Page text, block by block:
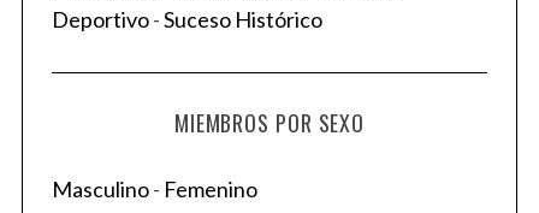
Deportivo-Suceso Histórico
MIEMBROS POR SEXO
Masculino- Femenino